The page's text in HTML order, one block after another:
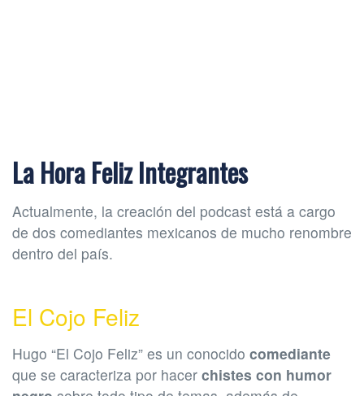
La Hora Feliz Integrantes
Actualmente, la creación del podcast está a cargo
de dos comediantes mexicanos de mucho renombre
dentro del país.
El Cojo Feliz
Hugo “El Cojo Feliz” es un conocido comediante
que se caracteriza por hacer chistes con humor